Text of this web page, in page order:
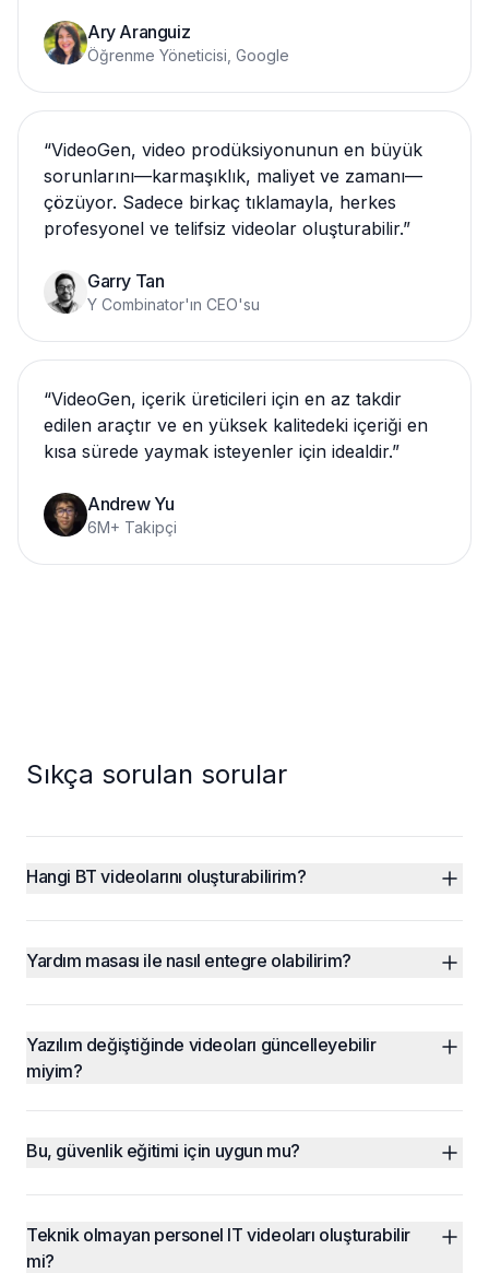
Ary Aranguiz
Öğrenme Yöneticisi, Google
“VideoGen, video prodüksiyonunun en büyük
sorunlarını—karmaşıklık, maliyet ve zamanı—
çözüyor. Sadece birkaç tıklamayla, herkes
profesyonel ve telifsiz videolar oluşturabilir.”
Garry Tan
Y Combinator'ın CEO'su
“VideoGen, içerik üreticileri için en az takdir
edilen araçtır ve en yüksek kalitedeki içeriği en
kısa sürede yaymak isteyenler için idealdir.”
Andrew Yu
6M+ Takipçi
Sıkça sorulan sorular
Hangi BT videolarını oluşturabilirim?
Yardım masası ile nasıl entegre olabilirim?
Yazılım değiştiğinde videoları güncelleyebilir
miyim?
Bu, güvenlik eğitimi için uygun mu?
Teknik olmayan personel IT videoları oluşturabilir
mi?